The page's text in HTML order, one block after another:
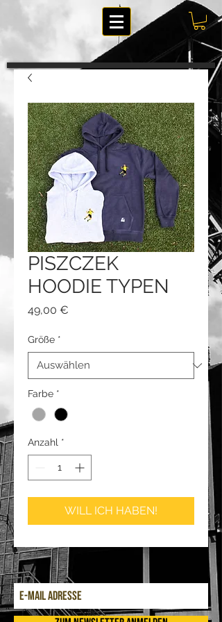
PISZCZEK
HOODIE TYPEN
49,00 €
Größe *
Farbe *
Anzahl *
WILL ICH HABEN!